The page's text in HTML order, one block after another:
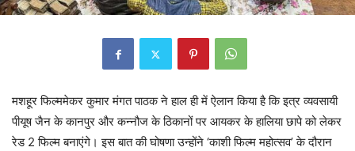
मशहूर फिल्ममेकर कुमार मंगत पाठक ने हाल ही में ऐलान किया है कि इत्र व्यवसायी
पीयूष जैन के कानपुर और कन्नौज के ठिकानों पर आयकर के हालिया छापे को लेकर
रेड 2 फिल्म बनाएंगे। इस बात की घोषणा उन्होंने ‘काशी फिल्म महोत्सव’ के दौरान